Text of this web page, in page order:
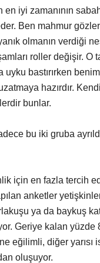
en iyi zamanının
Ben mahmur
olmanın verdiği
roller değişir. O
uyku bastırırken
hazırdır.
bunlar.
bu iki gruba
için en fazla tercih
anketler
ya da baykuş
Geriye kalan yüzde
eğilimli, diğer yarısı
oluşuyor.